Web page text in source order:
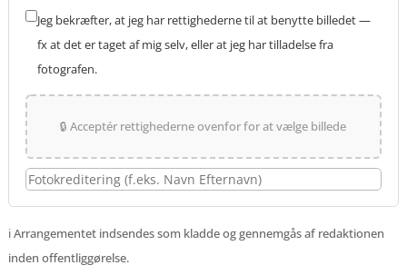
Jeg bekræfter, at jeg har rettighederne til at benytte billedet —
fx at det er taget af mig selv, eller at jeg har tilladelse fra
fotografen.
🔒 Acceptér rettighederne ovenfor for at vælge billede
ℹ️ Arrangementet indsendes som kladde og gennemgås af redaktionen
inden offentliggørelse.